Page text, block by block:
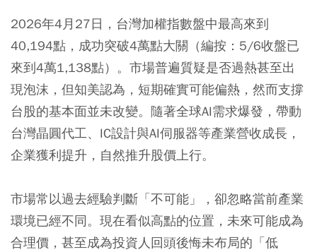
2026年4月27日， 台灣加權指數盤中最高來到
40,194點，成功突破4萬點大關（編按：5/6收盤已
來到4萬1,138點）。市場普遍質疑是否過熱甚至出
現泡沫，但知美認為，短期確實可能偏熱，然而支撐
台股的基本面並未改變。隨著全球AI需求爆發，帶動
台灣晶圓代工、IC設計與AI伺服器等產業營收成長，
企業獲利提升，自然推升股價上行。
市場常以過去經驗判斷「不可能」，卻忽略當前產業
環境已經不同。現在看似高點的位置，未來可能成為
合理價，甚至成為投資人回頭後悔未布局的「低